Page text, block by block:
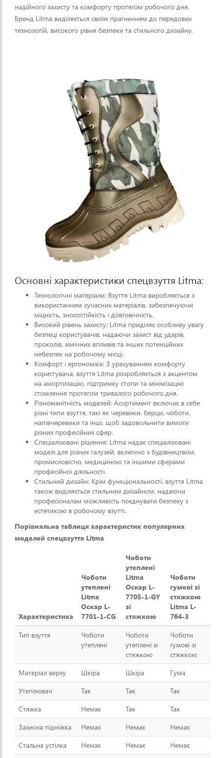
надійного захисту та комфорту протягом робочого дня.
Бренд Litma виділяється своїм прагненням до передових
технологій, високого рівня безпеки та стильного дизайну.
Основні характеристики спецвзуття Litma:
Технологічні матеріали: Взуття Litma виробляється з
використанням сучасних матеріалів, забезпечуючи
міцність, зносостійкість і довговічність.
Високий рівень захисту: Litma приділяє особливу увагу
безпеці користувачів, надаючи захист від ударів,
проколів, хімічних впливів та інших потенційних
небезпек на робочому місці.
Комфорт і ергономіка: З урахуванням комфорту
користувача, взуття Litma розробляється з акцентом
на амортизацію, підтримку стопи та мінімізацію
стомлення протягом тривалого робочого дня.
Різноманітність моделей: Асортимент включає в себе
різні типи взуття, такі як черевики, берци, чоботи,
напівчеревики та інші, щоб задовольнити вимоги
різних професійних сфер.
Спеціалізовані рішення: Litma надає спеціалізовані
моделі для різних галузей, включно з будівництвом,
промисловістю, медициною та іншими сферами
професійної діяльності.
Стильний дизайн: Крім функціональності, взуття Litma
також виділяється стильним дизайном, надаючи
професіоналам можливість поєднувати безпеку з
естетикою в робочому взутті.
Порівняльна таблиця характеристик популярних
моделей спецвзуття Litma
Характеристика
Чоботи
утеплені
Litma
Оскар L-
7701-1-CG
Чоботи
утеплені
Litma
Оскар L-
7705-1-GY
зі
стяжкою
Чоботи
гумові зі
стяжкою
Litma L-
764-3
Тип взуття
Чоботи
утеплені
Чоботи
утеплені зі
стяжкою
Чоботи
гумові зі
стяжкою
Матеріал верху
Шкіра Шкіра
Гума
Утеплювач
Так Так
Так
Стяжка
Немає Так
Так
Захисна підніжка
Немає Немає
Немає
Стальна устілка
Немає Немає
Немає